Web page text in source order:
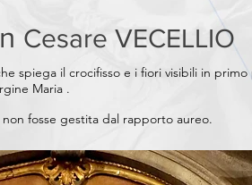
Cesare VECELLIO
spiega il crocifisso e i fiori visibili in
Maria .
fosse gestita dal rapporto aureo.